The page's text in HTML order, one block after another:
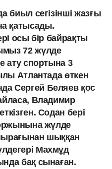
биыл сегізінші жазғы
қатысады.
осы бір байрақты
72 жүлде
ату спортына 3
Атлантада өткен
Сергей Беляев қос
Владимир
Содан бері
жүлде
шыққан
Махмұд
бақ сынаған.